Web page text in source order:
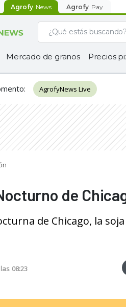
Agrofy News Agrofy Pay
Mercado de granos Precios
: AgrofyNews Live
de
de Chicago, la
08:23